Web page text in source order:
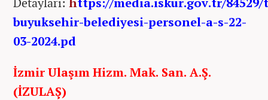
buyuksehir-belediyesi-personel-a-s-22-
03-2024.pd
İzmir Ulaşım Hizm. Mak. San. A.Ş.
(İZULAŞ)